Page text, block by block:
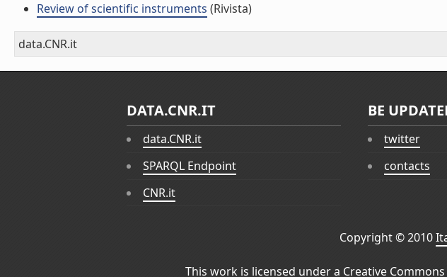
Review of scientific instruments (Rivista)
data.CNR.it
DATA.CNR.IT
data.CNR.it
SPARQL Endpoint
CNR.it
BE
twitter
contacts
Copyright © 2010
This work is licensed under a Creative